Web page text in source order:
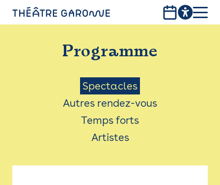
PROGRAMME
INFOS PRATIQUES
AVEC LES PUBLICS
ACCESSIBILITÉ
LES PRODUCTIONS
Programme
Menu
Saison
Spectacles
Autres rendez-vous
Temps forts
Artistes